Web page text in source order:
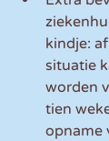
kindje:
situatie
worden
tien
opname